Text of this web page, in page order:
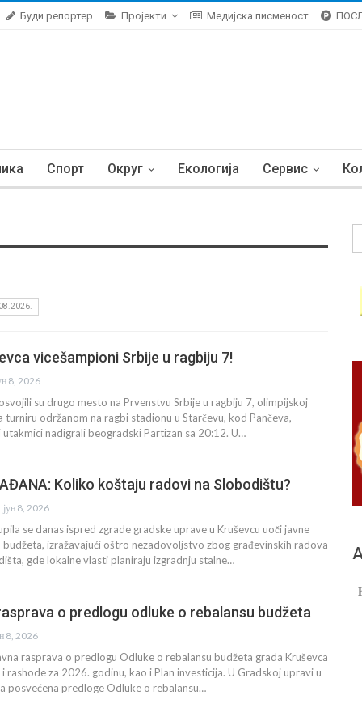
Буди репортер Пројекти Медијска писменост
Спорт Округ Екологија Сервис
vicešampioni Srbije u ragbiju 7!
8, 2026
su drugo mesto na Prvenstvu Srbije u ragbiju 7, olimpijskoj
turniru održanom na ragbi stadionu u Starčevu, kod Pančeva,
nadigrali beogradski Partizan sa 20:12. U…
Koliko koštaju radovi na Slobodištu?
јун 8, 2026
se danas ispred zgrade gradske uprave u Kruševcu uoči javne
izražavajući oštro nezadovoljstvo zbog građevinskih radova
gde lokalne vlasti planiraju izgradnju stalne…
o predlogu odluke o rebalansu budžeta
8, 2026
rasprava o predlogu Odluke o rebalansu budžeta grada Kruševca
rashode za 2026. godinu, kao i Plan investicija. U Gradskoj upravi u
posvećena predloge Odluke o rebalansu…